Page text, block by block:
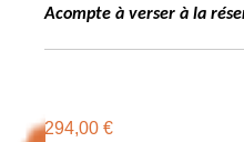
Acompte à verser à la
294,00 €